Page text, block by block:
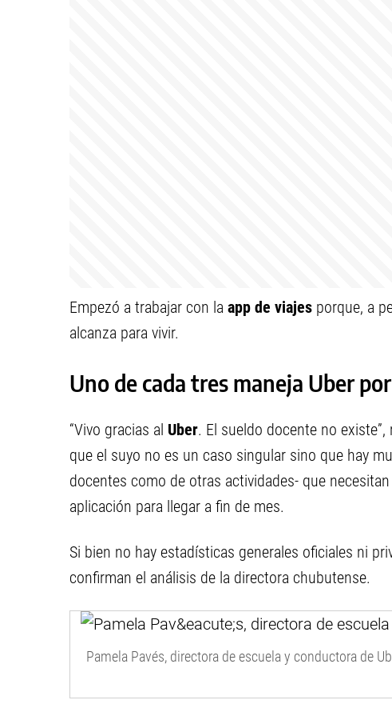
Empezó a trabajar con la app de viajes porque, a
alcanza para vivir.
Uno de cada tres maneja Uber
“Vivo gracias al Uber. El sueldo docente no
que el suyo no es un caso singular sino que hay
docentes como de otras actividades- que
aplicación para llegar a fin de mes.
Si bien no hay estadísticas generales oficiales ni
confirman el análisis de la directora chubutense.
Pamela Pavés, directora de escuela y conductora de